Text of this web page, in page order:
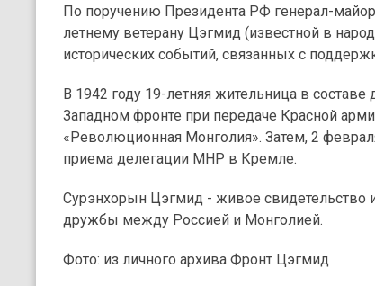
По поручению Президента РФ генерал-
летнему ветерану Цэгмид (известной в
исторических событий, связанных с
В 1942 году 19-летняя жительница в
Западном фронте при передаче Красной
«Революционная Монголия». Затем, 2
приема делегации МНР в Кремле.
Сурэнхорын Цэгмид - живое свидетельство
дружбы между Россией и Монголией.
Фото: из личного архива Фронт Цэгмид